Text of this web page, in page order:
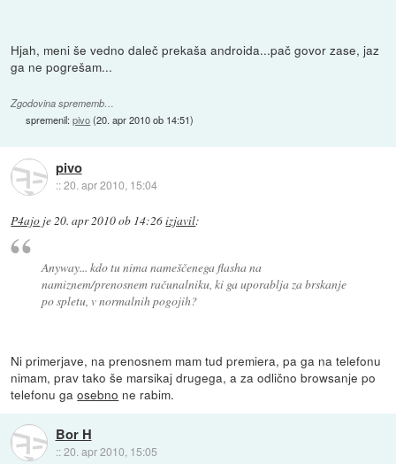
Hjah, meni še vedno daleč prekaša androida...pač govor zase, jaz
ga ne pogrešam...
Zgodovina sprememb…
spremenil:pivo(20. apr 2010 ob 14:51)
pivo
::20. apr 2010, 15:04
P4ajo je20. apr 2010 ob 14:26izjavil:
Anyway... kdo tu nima nameščenega flasha na
namiznem/prenosnem računalniku, ki ga uporablja za brskanje
po spletu, v normalnih pogojih?
Ni primerjave, na prenosnem mam tud premiera, pa ga na telefonu
nimam, prav tako še marsikaj drugega, a za odlično browsanje po
telefonu gaosebno ne rabim.
Bor H
::20. apr 2010, 15:05